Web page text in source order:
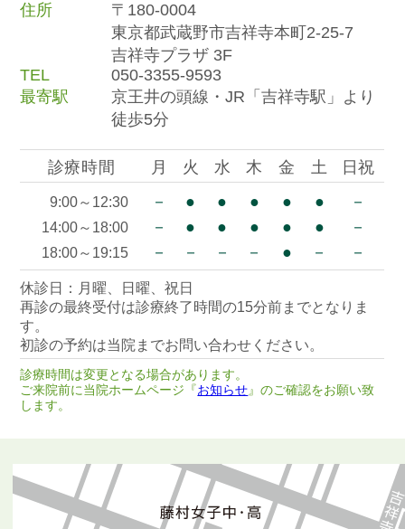
住所
〒180-0004
東京都武蔵野市吉祥寺本町2-25-7
吉祥寺プラザ 3F
TEL
050-3355-9593
最寄駅
京王井の頭線・JR「吉祥寺駅」より
徒歩5分
休診日：月曜、日曜、祝日
再診の最終受付は診療終了時間の15分前までとなりま
す。
初診の予約は当院までお問い合わせください。
診療時間 月 火 水 木 金 土 日祝
9:00～12:30 － ● ● ● ● ● －
14:00～18:00 － ● ● ● ● ● －
18:00～19:15 － － － － ● － －
診療時間は変更となる場合があります。
ご来院前に当院ホームページ『お知らせ 』のご確認をお願い致
します。